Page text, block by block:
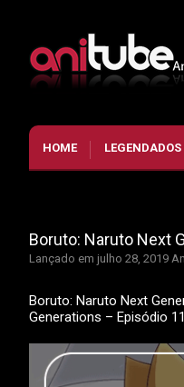
HOME LEGENDADOS
Boruto: Naruto Next
Lançado em julho 28, 2019
Boruto: Naruto Next
Generations – Episódio